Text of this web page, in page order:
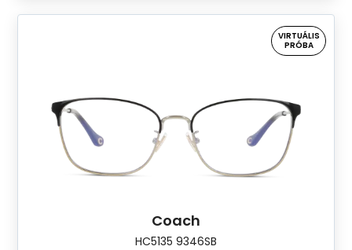
VIRTUÁLIS
PRÓBA
Coach
HC5135 9346SB